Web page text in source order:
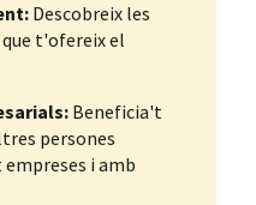
Descobreix les
t'ofereix el
Beneficia't
persones
i amb